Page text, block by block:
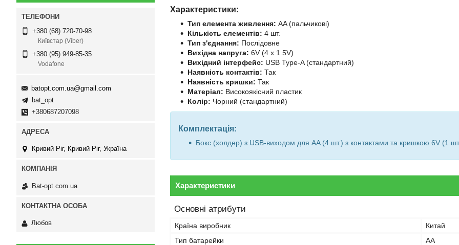
Характеристики:
Тип елемента живлення: AA (пальчикові)
Кількість елементів: 4 шт.
Тип з'єднання: Послідовне
Вихідна напруга: 6V (4 х 1.5V)
Вихідний інтерфейс: USB Type-A (стандартний)
Наявність контактів: Так
Наявність кришки: Так
Матеріал: Високоякісний пластик
Колір: Чорний (стандартний)
Комплектація:
Бокс (холдер) з USB-виходом для AA (4 шт.) з контактами та кришкою 6V (1
Характеристики
Основні атрибути
Країна виробник
Китай
Тип батарейки
АА
+380 (68) 720-70-98
Київстар (Viber)
+380 (95) 949-85-35
Vodafone
batopt.com.ua@gmail.com
bat_opt
+380687207098
Кривий Ріг, Кривий Ріг, Україна
Bat-opt.com.ua
Любов